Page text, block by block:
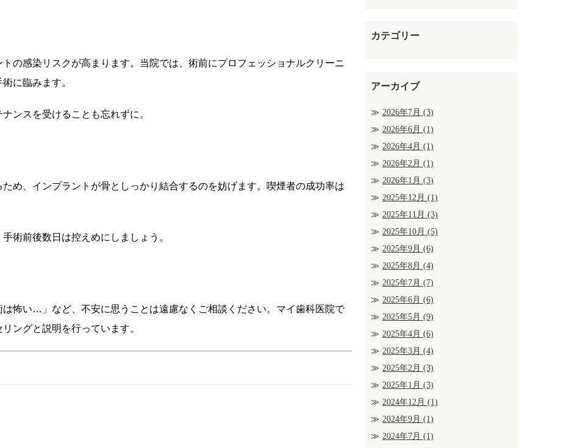
の感染リスクが高まります。当院では、術前にプロフェッショナルクリーニ
に臨みます。
ンスを受けることも忘れずに。
め、インプラントが骨としっかり結合するのを妨げます。喫煙者の成功率は
術前後数日は控えめにしましょう。
は怖い…」など、不安に思うことは遠慮なくご相談ください。マイ歯科医院で
ングと説明を行っています。
カテゴリー
アーカイブ
2026年7月 (3)
2026年6月 (1)
2026年4月 (1)
2026年2月 (1)
2026年1月 (3)
2025年12月 (1)
2025年11月 (3)
2025年10月 (5)
2025年9月 (6)
2025年8月 (4)
2025年7月 (7)
2025年6月 (6)
2025年5月 (9)
2025年4月 (6)
2025年3月 (4)
2025年2月 (3)
2025年1月 (3)
2024年12月 (1)
2024年9月 (1)
2024年7月 (1)